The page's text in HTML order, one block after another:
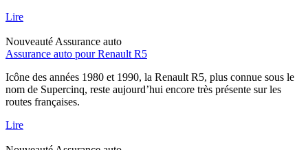
Lire
Nouveauté Assurance auto
Assurance auto pour Renault R5
Icône des années 1980 et 1990, la Renault R5, plus connue sous le
nom de Supercinq, reste aujourd’hui encore très présente sur les
routes françaises.
Lire